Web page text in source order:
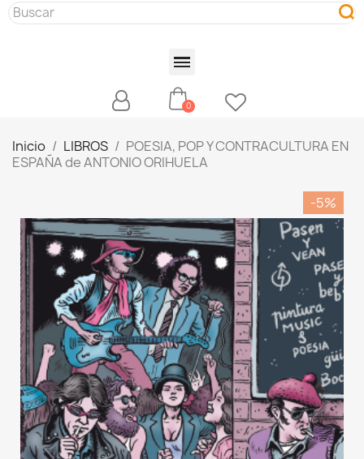
Inicio LIBROS
POESIA, POP Y CONTRACULTURA EN
ESPAÑA de ANTONIO ORIHUELA
-5%